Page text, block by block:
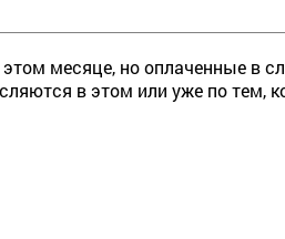
месяце, но оплаченные в
в этом или уже по тем,